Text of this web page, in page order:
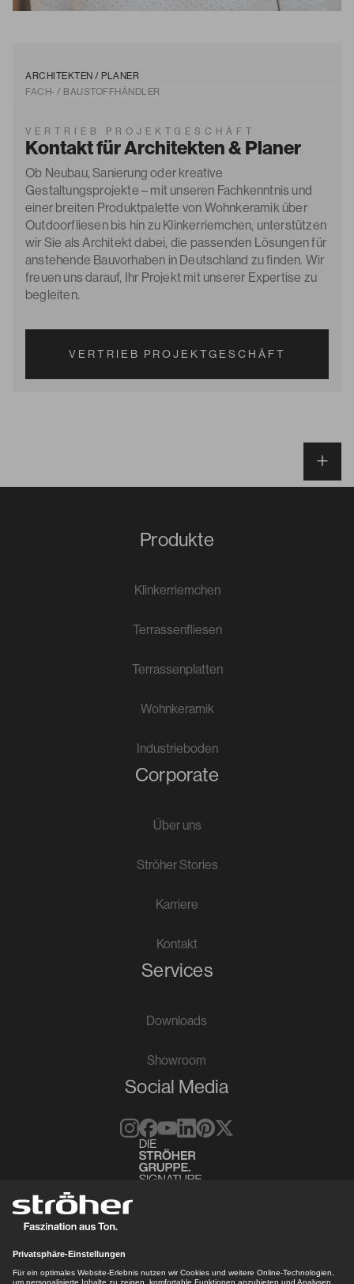
ARCHITEKTEN / PLANER
FACH- / BAUSTOFFHÄNDLER
VERTRIEB PROJEKTGESCHÄFT
Kontakt für Architekten & Planer
Ob Neubau, Sanierung oder kreative
Gestaltungsprojekte – mit unseren Fachkenntnis und
einer breiten Produktpalette von Wohnkeramik über
Outdoorfliesen bis hin zu Klinkerriemchen, unterstützen
wir Sie als Architekt dabei, die passenden Lösungen für
anstehende Bauvorhaben in Deutschland zu finden. Wir
freuen uns darauf, Ihr Projekt mit unserer Expertise zu
begleiten.
VERTRIEB PROJEKTGESCHÄFT
Produkte
Klinkerriemchen
Terrassenfliesen
Terrassenplatten
Wohnkeramik
Industrieboden
Corporate
Über uns
Ströher Stories
Karriere
Kontakt
Services
Downloads
Showroom
Social Media